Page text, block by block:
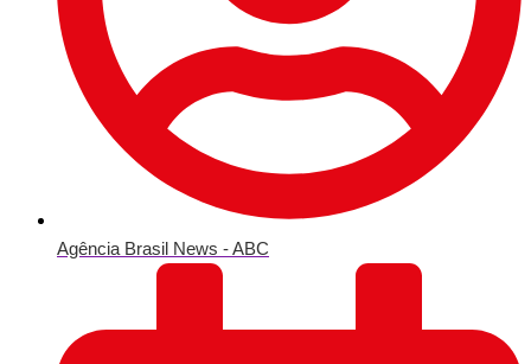
Agência Brasil News - ABC